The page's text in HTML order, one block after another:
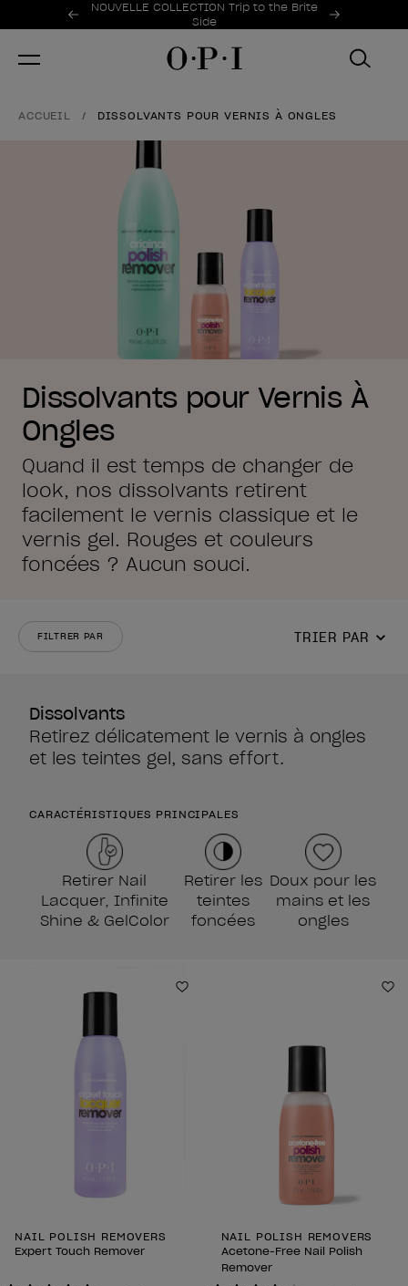
Offres promotionnelles
NOUVELLE COLLECTION Trip to the Brite
Side
Item 1 of 2
ACCUEIL DISSOLVANTS POUR VERNIS À ONGLES
Dissolvants pour Vernis À
Ongles
Quand il est temps de changer de
look, nos dissolvants retirent
facilement le vernis classique et le
vernis gel. Rouges et couleurs
foncées ? Aucun souci.
FILTRER PAR TRIER PAR
Dissolvants
Retirez délicatement le vernis à ongles
et les teintes gel, sans effort.
CARACTÉRISTIQUES PRINCIPALES
Retirer Nail
Lacquer, Infinite
Shine & GelColor
Retirer les
teintes
foncées
Doux pour les
mains et les
ongles
Ajouter aux favoris
NAIL POLISH REMOVERS
Expert Touch Remover
NAIL POLISH REMOVERS
Acetone-Free Nail Polish
Remover